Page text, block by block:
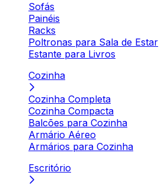
Sofás
Painéis
Racks
Poltronas para Sala de Estar
Estante para Livros
Cozinha
Cozinha Completa
Cozinha Compacta
Balcões para Cozinha
Armário Aéreo
Armários para Cozinha
Escritório